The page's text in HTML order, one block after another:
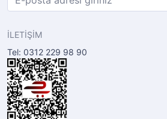
İLETİŞİM
Tel: 0312 229 98 90